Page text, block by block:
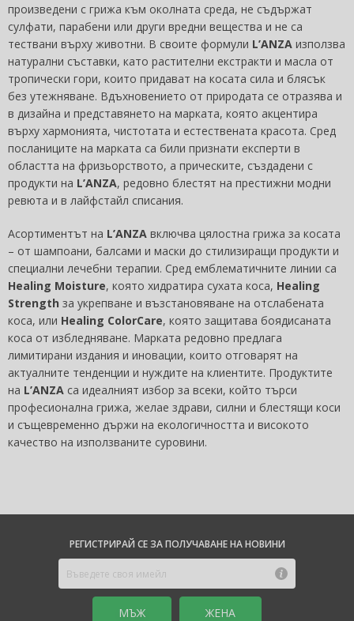
произведени с грижа към околната среда, не съдържат
сулфати, парабени или други вредни вещества и не са
тествани върху животни. В своите формули L’ANZA използва
натурални съставки, като растителни екстракти и масла от
тропически гори, които придават на косата сила и блясък
без утежняване. Вдъхновението от природата се отразява и
в дизайна и представянето на марката, която акцентира
върху хармонията, чистотата и естествената красота. Сред
посланиците на марката са били признати експерти в
областта на фризьорството, а прическите, създадени с
продукти на L’ANZA, редовно блестят на престижни модни
ревюта и в лайфстайл списания.
Асортиментът на L’ANZA включва цялостна грижа за косата
– от шампоани, балсами и маски до стилизиращи продукти и
специални лечебни терапии. Сред емблематичните линии са
Healing Moisture, която хидратира сухата коса, Healing
Strength за укрепване и възстановяване на отслабената
коса, или Healing ColorCare, която защитава боядисаната
коса от избледняване. Марката редовно предлага
лимитирани издания и иновации, които отговарят на
актуалните тенденции и нуждите на клиентите. Продуктите
на L’ANZA са идеалният избор за всеки, който търси
професионална грижа, желае здрави, силни и блестящи коси
и същевременно държи на екологичността и високото
качество на използваните суровини.
РЕГИСТРИРАЙ СЕ ЗА ПОЛУЧАВАНЕ НА НОВИНИ
MЪЖ ЖЕНА